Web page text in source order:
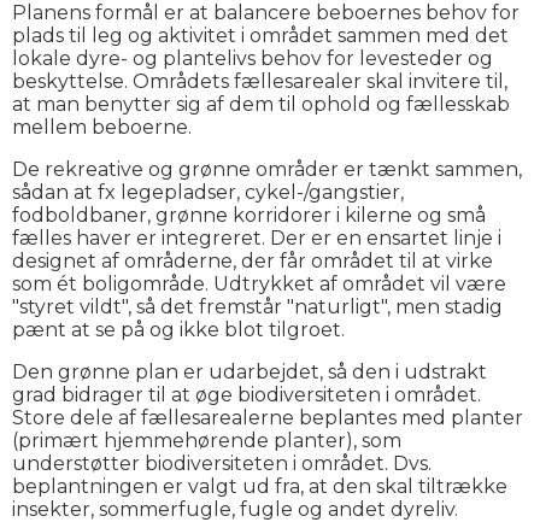
Planens formål er at balancere beboernes behov for
plads til leg og aktivitet i området sammen med det
lokale dyre- og plantelivs behov for levesteder og
beskyttelse. Områdets fællesarealer skal invitere til,
at man benytter sig af dem til ophold og fællesskab
mellem beboerne.
De rekreative og grønne områder er tænkt sammen,
sådan at fx legepladser, cykel-/gangstier,
fodboldbaner, grønne korridorer i kilerne og små
fælles haver er integreret. Der er en ensartet linje i
designet af områderne, der får området til at virke
som ét boligområde. Udtrykket af området vil være
"styret vildt", så det fremstår "naturligt", men stadig
pænt at se på og ikke blot tilgroet.
Den grønne plan er udarbejdet, så den i udstrakt
grad bidrager til at øge biodiversiteten i området.
Store dele af fællesarealerne beplantes med planter
(primært hjemmehørende planter), som
understøtter biodiversiteten i området. Dvs.
beplantningen er valgt ud fra, at den skal tiltrække
insekter, sommerfugle, fugle og andet dyreliv.